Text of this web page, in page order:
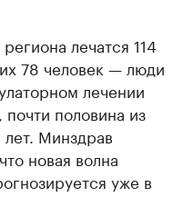
лечатся 114
78 человек — люди
лечении
половина из
Минздрав
новая волна
уже в